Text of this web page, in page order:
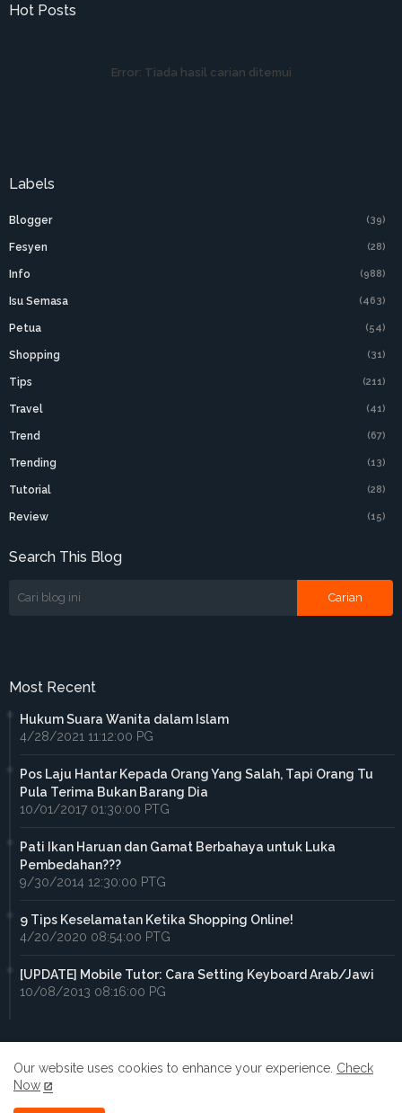
Hot Posts
Error: Tiada hasil carian ditemui
Labels
Blogger (39)
Fesyen (28)
Info (988)
Isu Semasa (463)
Petua (54)
Shopping (31)
Tips (211)
Travel (41)
Trend (67)
Trending (13)
Tutorial (28)
Review (15)
Search This Blog
Most Recent
Hukum Suara Wanita dalam Islam
4/28/2021 11:12:00 PG
Pos Laju Hantar Kepada Orang Yang Salah, Tapi Orang Tu
Pula Terima Bukan Barang Dia
10/01/2017 01:30:00 PTG
Pati Ikan Haruan dan Gamat Berbahaya untuk Luka
Pembedahan???
9/30/2014 12:30:00 PTG
9 Tips Keselamatan Ketika Shopping Online!
4/20/2020 08:54:00 PTG
[UPDATE] Mobile Tutor: Cara Setting Keyboard Arab/Jawi
10/08/2013 08:16:00 PG
Our website uses cookies to enhance your experience. Check
Now